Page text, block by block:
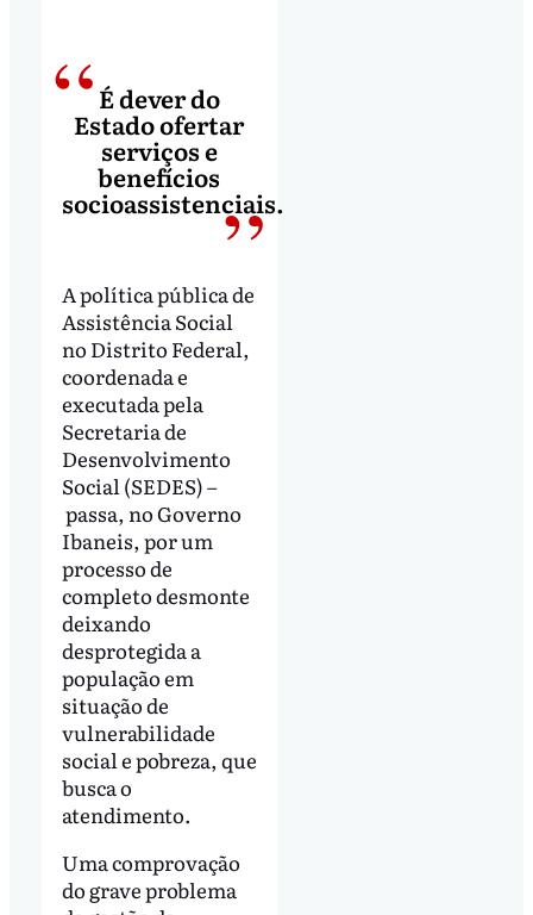
É dever do
Estado ofertar
serviços e
benefícios
socioassistenciais.
A política pública de
Assistência Social
no Distrito Federal,
coordenada e
executada pela
Secretaria de
Desenvolvimento
Social (SEDES) –
passa, no Governo
Ibaneis, por um
processo de
completo desmonte
deixando
desprotegida a
população em
situação de
vulnerabilidade
social e pobreza, que
busca o
atendimento.
Uma comprovação
do grave problema